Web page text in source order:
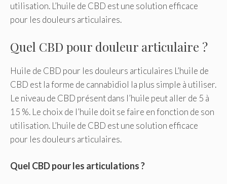
utilisation. L’huile de CBD est une solution efficace
pour les douleurs articulaires.
Quel CBD pour douleur articulaire ?
Huile de CBD pour les douleurs articulaires L’huile de
CBD est la forme de cannabidiol la plus simple à utiliser.
Le niveau de CBD présent dans l’huile peut aller de 5 à
15 %. Le choix de l’huile doit se faire en fonction de son
utilisation. L’huile de CBD est une solution efficace
pour les douleurs articulaires.
Quel CBD pour les articulations ?